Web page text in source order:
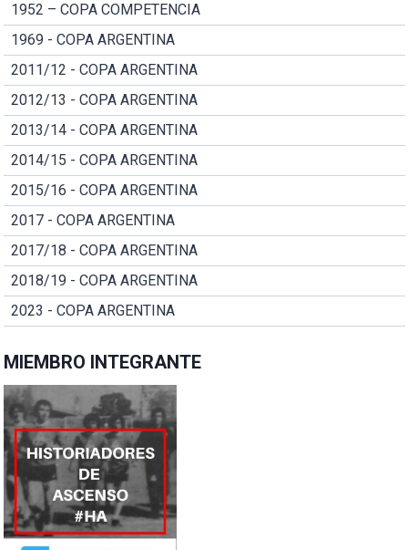
1952 – COPA COMPETENCIA
1969 - COPA ARGENTINA
2011/12 - COPA ARGENTINA
2012/13 - COPA ARGENTINA
2013/14 - COPA ARGENTINA
2014/15 - COPA ARGENTINA
2015/16 - COPA ARGENTINA
2017 - COPA ARGENTINA
2017/18 - COPA ARGENTINA
2018/19 - COPA ARGENTINA
2023 - COPA ARGENTINA
MIEMBRO INTEGRANTE